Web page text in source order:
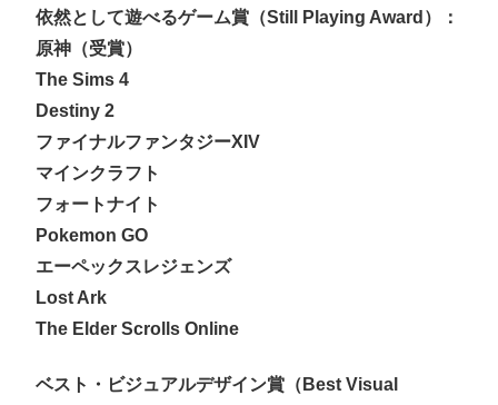
依然として遊べるゲーム賞（Still Playing Award）：
原神（受賞）
The Sims 4
Destiny 2
ファイナルファンタジーXIV
マインクラフト
フォートナイト
Pokemon GO
エーペックスレジェンズ
Lost Ark
The Elder Scrolls Online
ベスト・ビジュアルデザイン賞（Best Visual